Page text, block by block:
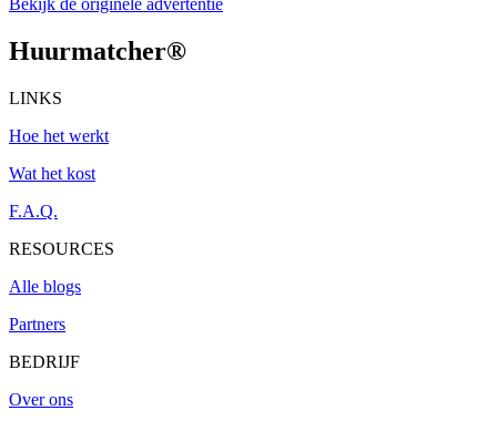
Huurmatcher®
LINKS
Hoe het werkt
Wat het kost
F.A.Q.
RESOURCES
Alle blogs
Partners
BEDRIJF
Over ons